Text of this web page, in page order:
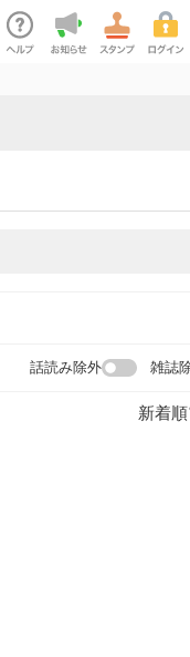
話読み除外 雑誌
新着順